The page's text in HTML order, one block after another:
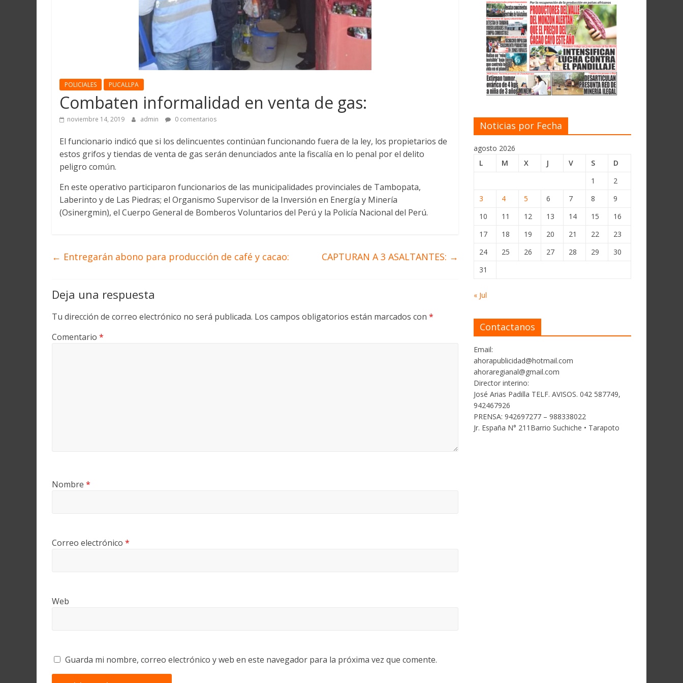
POLICIALES PUCALLPA
Combaten informalidad en venta de gas:
noviembre 14, 2019 admin 0 comentarios
El funcionario indicó que si los delincuentes continúan funcionando fuera de la ley, los propietarios de
estos grifos y tiendas de venta de gas serán denunciados ante la fiscalía en lo penal por el delito
peligro común.
En este operativo participaron funcionarios de las municipalidades provinciales de Tambopata,
Laberinto y de Las Piedras; el Organismo Supervisor de la Inversión en Energía y Minería
(Osinergmin), el Cuerpo General de Bomberos Voluntarios del Perú y la Policía Nacional del Perú.
← Entregarán abono para producción de café y cacao: CAPTURAN A 3 ASALTANTES: →
Deja una respuesta
Tu dirección de correo electrónico no será publicada. Los campos obligatorios están marcados con *
Comentario *
Nombre *
Correo electrónico *
Web
Guarda mi nombre, correo electrónico y web en este navegador para la próxima vez que comente.
Noticias por Fecha
agosto 2026
L
M X J V S
D
1
2
3
4 5 6 7 8
9
10
11 12 13 14 15
16
17
18 19 20 21 22
23
24
25 26 27 28 29
30
31
« Jul
Contactanos
Email:
ahorapublicidad@hotmail.com
ahoraregianal@gmail.com
Director interino:
José Arias Padilla TELF. AVISOS. 042 587749,
942467926
PRENSA: 942697277 – 988338022
Jr. España N° 211Barrio Suchiche • Tarapoto